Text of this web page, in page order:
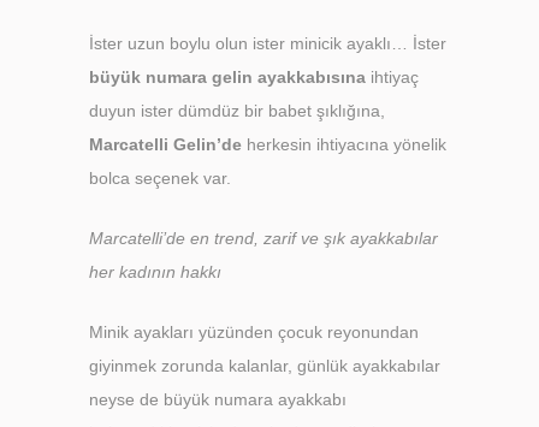
İster uzun boylu olun ister minicik ayaklı… İster
büyük numara gelin ayakkabısına ihtiyaç
duyun ister dümdüz bir babet şıklığına,
Marcatelli Gelin’de herkesin ihtiyacına yönelik
bolca seçenek var.
Marcatelli’de en trend, zarif ve şık ayakkabılar
her kadının hakkı
Minik ayakları yüzünden çocuk reyonundan
giyinmek zorunda kalanlar, günlük ayakkabılar
neyse de büyük numara ayakkabı